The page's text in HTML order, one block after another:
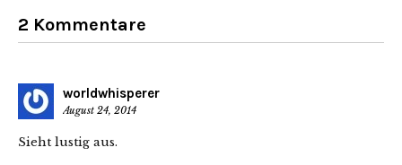
2 Kommentare
worldwhisperer
August 24, 2014
Sieht lustig aus.